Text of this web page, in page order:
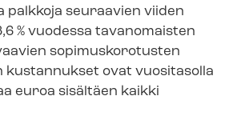
palkkoja seuraavien viiden
% vuodessa tavanomaisten
sopimuskorotusten
kustannukset ovat vuositasolla
euroa sisältäen kaikki